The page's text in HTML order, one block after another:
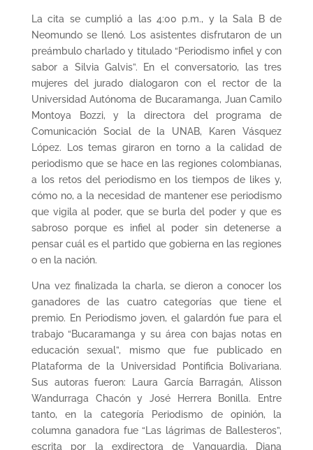
La cita se cumplió a las 4:00 p.m., y la Sala B de
Neomundo se llenó. Los asistentes disfrutaron de un
preámbulo charlado y titulado “Periodismo infiel y con
sabor a Silvia Galvis”. En el conversatorio, las tres
mujeres del jurado dialogaron con el rector de la
Universidad Autónoma de Bucaramanga, Juan Camilo
Montoya Bozzi, y la directora del programa de
Comunicación Social de la UNAB, Karen Vásquez
López. Los temas giraron en torno a la calidad de
periodismo que se hace en las regiones colombianas,
a los retos del periodismo en los tiempos de likes y,
cómo no, a la necesidad de mantener ese periodismo
que vigila al poder, que se burla del poder y que es
sabroso porque es infiel al poder sin detenerse a
pensar cuál es el partido que gobierna en las regiones
o en la nación.
Una vez finalizada la charla, se dieron a conocer los
ganadores de las cuatro categorías que tiene el
premio. En Periodismo joven, el galardón fue para el
trabajo “Bucaramanga y su área con bajas notas en
educación sexual”, mismo que fue publicado en
Plataforma de la Universidad Pontificia Bolivariana.
Sus autoras fueron: Laura García Barragán, Alisson
Wandurraga Chacón y José Herrera Bonilla. Entre
tanto, en la categoría Periodismo de opinión, la
columna ganadora fue “Las lágrimas de Ballesteros”,
escrita por la exdirectora de Vanguardia, Diana